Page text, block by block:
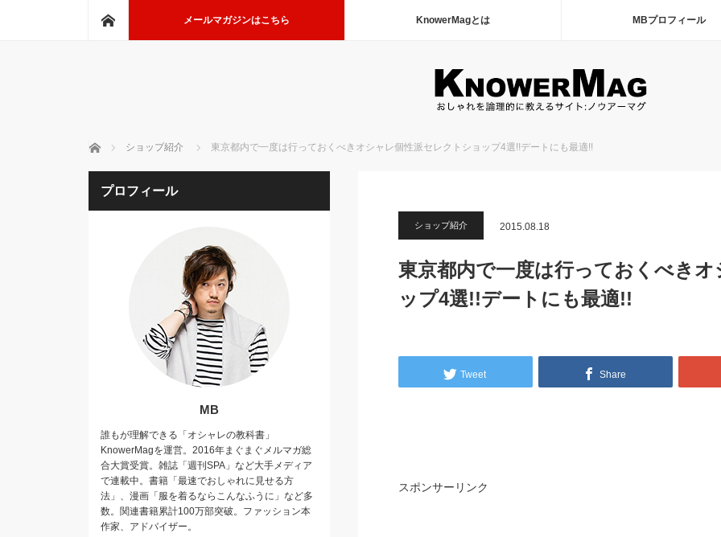
メールマガジンはこちら KnowerMagとは MBプロフィール
ホーム ショップ紹介 東京都内で一度は行っておくべきオシャレ個性派セレクトショップ4選!!デートにも最適!!
ショップ紹介 2015.08.18
東京都内で一度は行っておくべき
ップ4選!!デートにも最適!!
Tweet Share
スポンサーリンク
プロフィール
MB
誰もが理解できる「オシャレの教科書」
KnowerMagを運営。2016年まぐまぐメルマガ総
合大賞受賞。雑誌「週刊SPA」など大手メディア
で連載中。書籍「最速でおしゃれに見せる方
法」、漫画「服を着るならこんなふうに」など多
数。関連書籍累計100万部突破。ファッション本
作家、アドバイザー。